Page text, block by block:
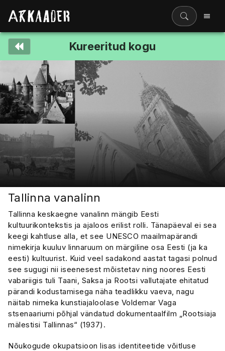
Filmiriiul
Kureeritud kogud
Filmikaart
Ajajoon
Koolidele
Kureeritud kogu
Tallinna vanalinn
Tallinna keskaegne vanalinn mängib Eesti
kultuurikontekstis ja ajaloos erilist rolli. Tänapäeval ei sea
keegi kahtluse alla, et see UNESCO maailmapärandi
nimekirja kuuluv linnaruum on märgiline osa Eesti (ja ka
eesti) kultuurist. Kuid veel sadakond aastat tagasi polnud
see sugugi nii iseenesest mõistetav ning noores Eesti
vabariigis tuli Taani, Saksa ja Rootsi vallutajate ehitatud
pärandi kodustamisega näha teadlikku vaeva, nagu
näitab nimeka kunstiajaloolase Voldemar Vaga
stsenaariumi põhjal vändatud dokumentaalfilm „Rootsiaja
mälestisi Tallinnas“ (1937).
Nõukogude okupatsioon lisas identiteetide võitluse